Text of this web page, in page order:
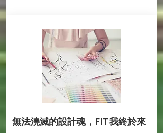
無法澆滅的設計魂，FIT我終於來